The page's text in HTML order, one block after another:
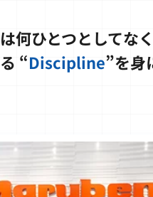
何ひとつとしてなく
“Discipline”を身